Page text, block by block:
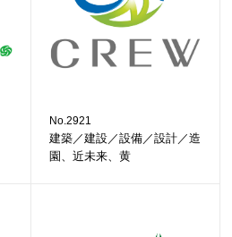
No.2921
建築／建設／設備／設計／造
園、近未来、黄